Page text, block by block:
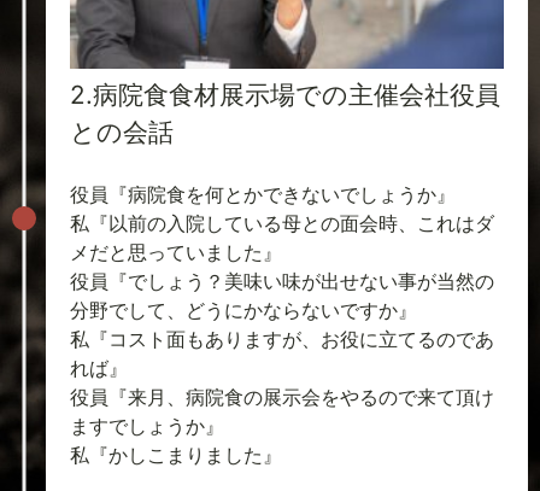
2.病院食食材展示場での主催会社役員
との会話
役員『病院食を何とかできないでしょうか』
私『以前の入院している母との面会時、これはダ
メだと思っていました』
役員『でしょう？美味い味が出せない事が当然の
分野でして、どうにかならないですか』
私『コスト面もありますが、お役に立てるのであ
れば』
役員『来月、病院食の展示会をやるので来て頂け
ますでしょうか』
私『かしこまりました』